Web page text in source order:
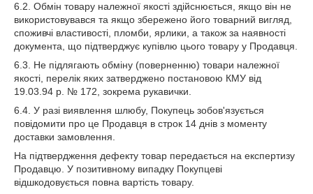
6.2. Обмін товару належної якості здійснюється, якщо він не
використовувався та якщо збережено його товарний вигляд,
споживчі властивості, пломби, ярлики, а також за наявності
документа, що підтверджує купівлю цього товару у Продавця.
6.3. Не підлягають обміну (поверненню) товари належної
якості, перелік яких затверджено постановою КМУ від
19.03.94 р. № 172, зокрема рукавички.
6.4. У разі виявлення шлюбу, Покупець зобов'язується
повідомити про це Продавця в строк 14 днів з моменту
доставки замовлення.
На підтвердження дефекту товар передається на експертизу
Продавцю. У позитивному випадку Покупцеві
відшкодовується повна вартість товару.